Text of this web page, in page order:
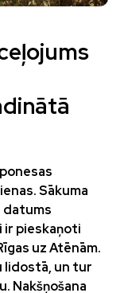
Sākuma
datums
ir pieskaņoti
uz Atēnām.
lidostā, un tur
Nakšņošana